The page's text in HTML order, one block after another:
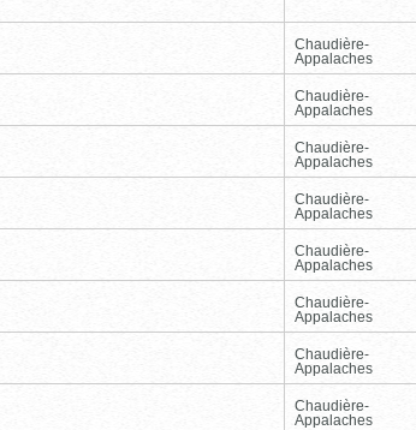
Chaudière-
Appalaches
Chaudière-
Appalaches
Chaudière-
Appalaches
Chaudière-
Appalaches
Chaudière-
Appalaches
Chaudière-
Appalaches
Chaudière-
Appalaches
Chaudière-
Appalaches